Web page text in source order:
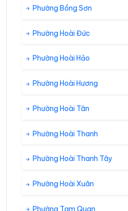
Phường Bồng Sơn
Phường Hoài Đức
Phường Hoài Hảo
Phường Hoài Hương
Phường Hoài Tân
Phường Hoài Thanh
Phường Hoài Thanh Tây
Phường Hoài Xuân
Phường Tam Quan